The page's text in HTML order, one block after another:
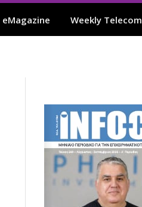
eMagazine Weekly Telecom